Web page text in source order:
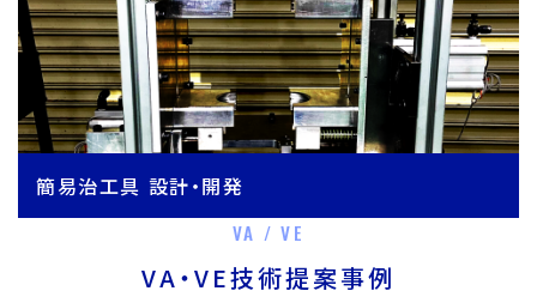
簡易治工具 設計・開発
VA / VE
VA・VE技術提案事例